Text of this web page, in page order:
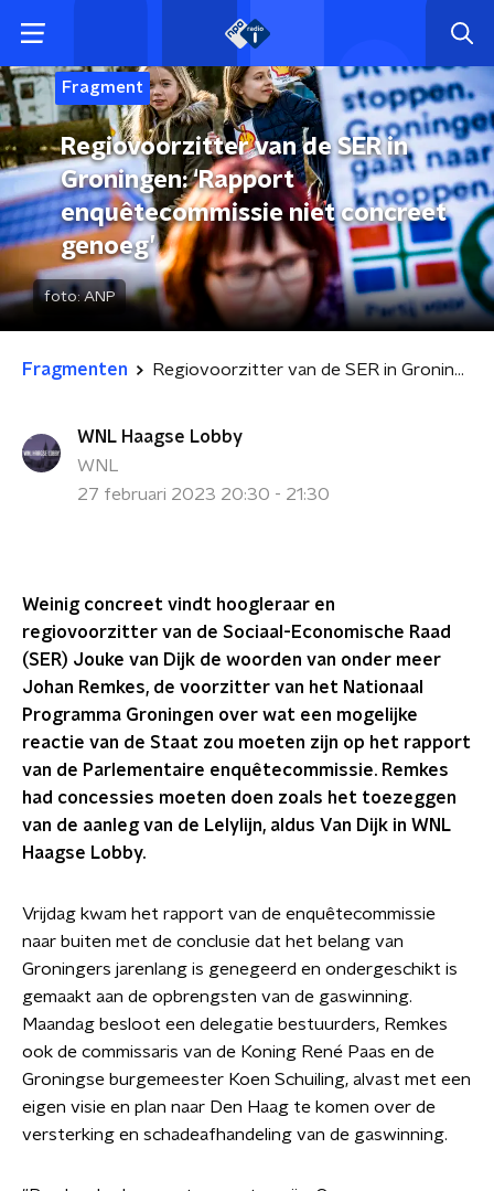
Fragment
Regiovoorzitter van de SER in
Groningen: ‘Rapport
enquêtecommissie niet concreet
genoeg’
foto:ANP
Fragmenten Regiovoorzitter van de SER in Groningen: ‘Rapport enquêtecommissie niet concreet genoeg’
WNL Haagse Lobby
WNL
27 februari 2023 20:30 - 21:30
Weinig concreet vindt hoogleraar en
regiovoorzitter van de Sociaal-Economische Raad
(SER) Jouke van Dijk de woorden van onder meer
Johan Remkes, de voorzitter van het Nationaal
Programma Groningen over wat een mogelijke
reactie van de Staat zou moeten zijn op het rapport
van de Parlementaire enquêtecommissie. Remkes
had concessies moeten doen zoals het toezeggen
van de aanleg van de Lelylijn, aldus Van Dijk in WNL
Haagse Lobby.
Vrijdag kwam het rapport van de enquêtecommissie
naar buiten met de conclusie dat het belang van
Groningers jarenlang is genegeerd en ondergeschikt is
gemaakt aan de opbrengsten van de gaswinning.
Maandag besloot een delegatie bestuurders, Remkes
ook de commissaris van de Koning René Paas en de
Groningse burgemeester Koen Schuiling, alvast met een
eigen visie en plan naar Den Haag te komen over de
versterking en schadeafhandeling van de gaswinning.